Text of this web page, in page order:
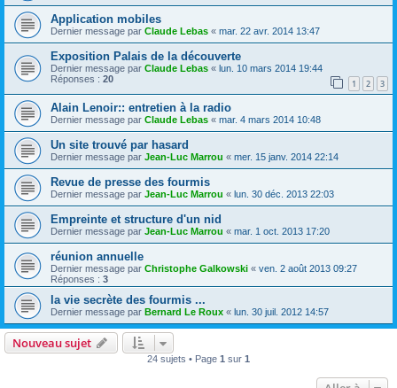
Application mobiles
Dernier message par Claude Lebas « mar. 22 avr. 2014 13:47
Exposition Palais de la découverte
Dernier message par Claude Lebas « lun. 10 mars 2014 19:44
Réponses : 20 1 2 3
Alain Lenoir:: entretien à la radio
Dernier message par Claude Lebas « mar. 4 mars 2014 10:48
Un site trouvé par hasard
Dernier message par Jean-Luc Marrou « mer. 15 janv. 2014 22:14
Revue de presse des fourmis
Dernier message par Jean-Luc Marrou « lun. 30 déc. 2013 22:03
Empreinte et structure d'un nid
Dernier message par Jean-Luc Marrou « mar. 1 oct. 2013 17:20
réunion annuelle
Dernier message par Christophe Galkowski « ven. 2 août 2013 09:27
Réponses : 3
la vie secrète des fourmis ...
Dernier message par Bernard Le Roux « lun. 30 juil. 2012 14:57
Nouveau sujet
24 sujets • Page 1 sur 1